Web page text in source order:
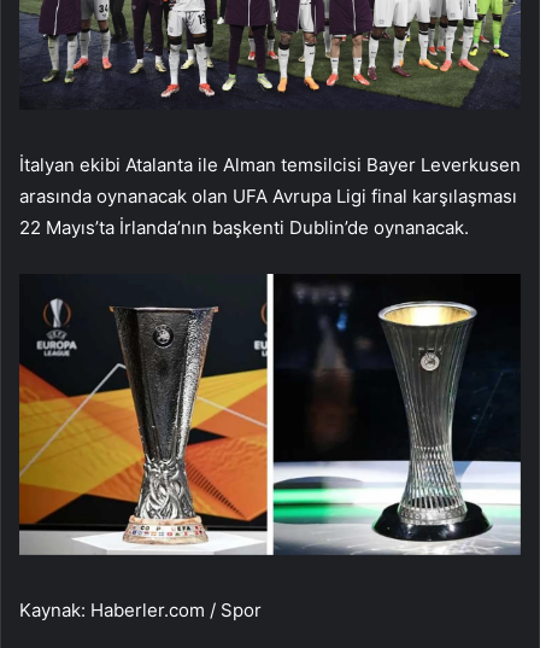
İtalyan ekibi Atalanta ile Alman temsilcisi Bayer Leverkusen
arasında oynanacak olan UFA Avrupa Ligi final karşılaşması
22 Mayıs’ta İrlanda’nın başkenti Dublin’de oynanacak.
Kaynak: Haberler.com / Spor